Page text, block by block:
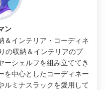
ン
＆インテリア・コーディネ
の収納＆インテリアのプ
ーシェルフを組み立ててき
を中心としたコーディネー
ルミナスラックを愛用して